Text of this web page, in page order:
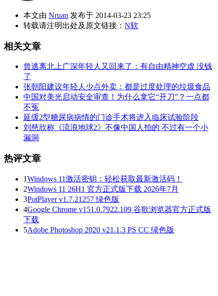
本文由 Nruan 发布于 2014-03-23 23:25
转载请注明出处及原文链接： N软
相关文章
曾逃离北上广深年轻人又回来了：有自由精神空虚 没钱
了
张朝阳建议年轻人少点外卖：都是过度处理的垃圾食品
中国对美光启动安全审查！为什么拿它“开刀”？一点都
不冤
延缓2型糖尿病病情的门诊手术将进入临床试验阶段
刘慈欣称《流浪地球2》不像中国人拍的 不过有一个小
漏洞
热评文章
1Windows 11激活密钥：轻松获取最新激活码！
2Windows 11 26H1 官方正式版下载 2026年7月
3PotPlayer v1.7.21257 绿色版
4Google Chrome v151.0.7922.109 谷歌浏览器官方正式版
下载
5Adobe Photoshop 2020 v21.1.3 PS CC 绿色版